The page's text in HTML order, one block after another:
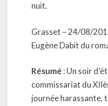
nuit.
Grasset – 24/08/
Eugène Dabit du
Résumé : Un soir
commissariat du
journée harassante,